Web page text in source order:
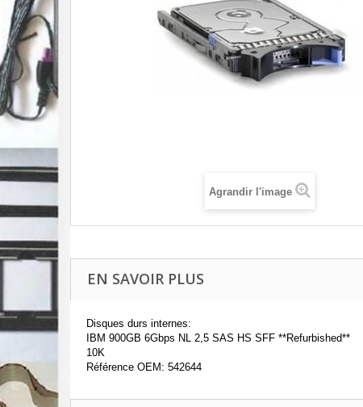
Agrandir l'image
EN SAVOIR PLUS
Disques durs internes:
IBM 900GB 6Gbps NL 2,5 SAS HS SFF **Refurbished**
10K
Référence OEM: 542644